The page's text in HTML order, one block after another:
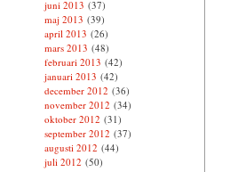
juni 2013 (37)
maj 2013 (39)
april 2013 (26)
mars 2013 (48)
februari 2013 (42)
januari 2013 (42)
december 2012 (36)
november 2012 (34)
oktober 2012 (31)
september 2012 (37)
augusti 2012 (44)
juli 2012 (50)